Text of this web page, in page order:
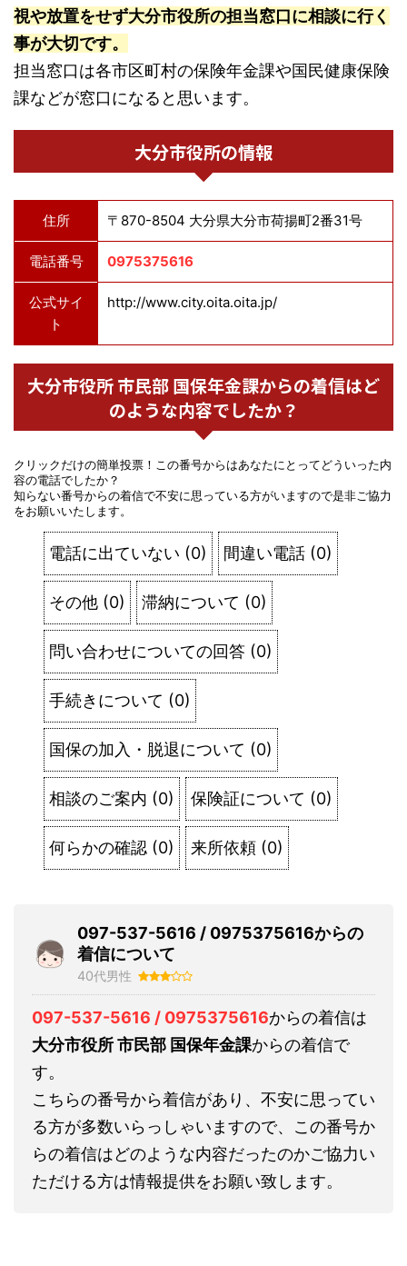
視や放置をせず大分市役所の担当窓口に相談に行く
事が大切です。
担当窓口は各市区町村の保険年金課や国民健康保険
課などが窓口になると思います。
大分市役所の情報
住所 〒870-8504 大分県大分市荷揚町2番31号
電話番号 0975375616
公式サイ
ト
http://www.city.oita.oita.jp/
大分市役所 市民部 国保年金課からの着信はど
のような内容でしたか？
クリックだけの簡単投票！この番号からはあなたにとってどういった内
容の電話でしたか？
知らない番号からの着信で不安に思っている方がいますので是非ご協力
をお願いいたします。
電話に出ていない (0) 間違い電話 (0)
その他 (0) 滞納について (0)
問い合わせについての回答 (0)
手続きについて (0)
国保の加入・脱退について (0)
相談のご案内 (0) 保険証について (0)
何らかの確認 (0) 来所依頼 (0)
097-537-5616 / 0975375616からの
着信について
40代男性
097-537-5616 / 0975375616からの着信は
大分市役所 市民部 国保年金課からの着信で
す。
こちらの番号から着信があり、不安に思ってい
る方が多数いらっしゃいますので、この番号か
らの着信はどのような内容だったのかご協力い
ただける方は情報提供をお願い致します。